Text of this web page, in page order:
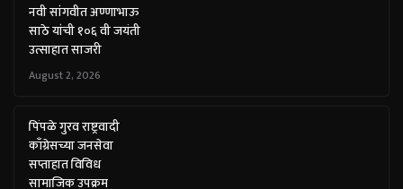
नवी सांगवीत अण्णाभाऊ
साठे यांची १०६ वी जयंती
उत्साहात साजरी
August 2, 2026
पिंपळे गुरव राष्ट्रवादी
काँग्रेसच्या जनसेवा
सप्ताहात विविध
सामाजिक उपक्रम